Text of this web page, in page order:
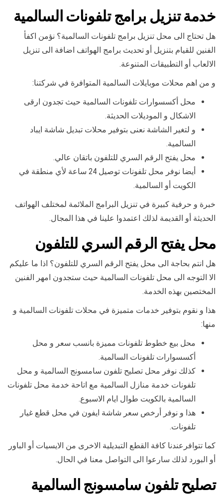
خدمة تنزيل برامج تلفونات السالمية
هل تحتاج الى محل تنزيل برامج تلفونات السالمية؟ نؤمن اكفأ
الفنين للقيام بتنزيل أو تحديث برامج الهواتف اضافة الى تنزيل
الالعاب أو التطبيقات المتنوعة.
و من اهم محلات موبايلات السالمية المتوافرة في شركتنا:
محل أكسسوارات تلفونات السالمية حيث تجدون ارقى
الاشكال و الموديلات الحديثة.
و لتغير الشاشة نعنى بتوفير محلات تبديل شاشة ايباد
السالمية.
محل يفتح الرقم السري للتلفون باتقان عالي.
أيضا نوفر محل تلفونات توصيل 24 ساعة لأي منطقة في
الكويت أو السالمية.
خبرة و حرفية كبيرة في تنزيل البرامج الملائمة لمختلف الهواتف
الحديثة أو القديمة لذلك اعتمدوا علينا في هذا المجال.
محل يفتح الرقم السري للتلفون
هل انتم بحاجة الى محل يفتح الرقم السري للتلفون؟ اذا ما عليكم
الا التوجه الى محل تلفونات السالمية حيث ستجدون امهر الفنين
المختصين بهذه الخدمة.
هذا و نقوم بتوفير خدمات متميزة في محلات تلفونات السالمية و
منها:
محل بيع خطوط تلفونات مميزة بانسب سعر و محل
أكسسوارات تلفونات السالمية.
كذلك نوفر محل تصليح تلفون سامسونج السالمية و محل
تلفونات خدمة منازل السالمية مع اتاحة خدمة محل تلفونات
السالمية بالكويت طوال ايام الاسبوع.
هذا و نوفر أرخص سعر شاشة ايفون في محل قطع غيار
تلفونات.
كما تتوافرعندنا كافة القطع التبديلية الاخرى من الايسيات أو الباور
أو البورد لذلك سارعوا الى التواصل معنا في الحال.
تصليح تلفون سامسونج السالمية